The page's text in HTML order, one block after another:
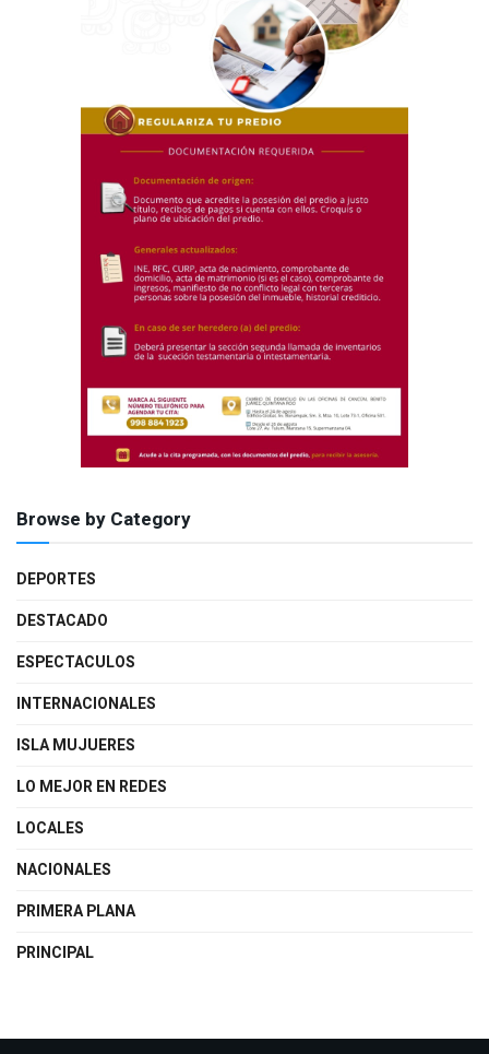
Browse by Category
DEPORTES
DESTACADO
ESPECTACULOS
INTERNACIONALES
ISLA MUJUERES
LO MEJOR EN REDES
LOCALES
NACIONALES
PRIMERA PLANA
PRINCIPAL